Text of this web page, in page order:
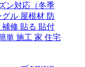
ン対応（冬季
ル 屋根材 防
修 貼る 貼付
単 施工 家 住宅